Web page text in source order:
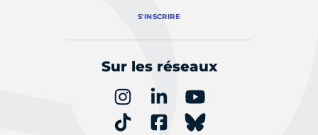
S'INSCRIRE
Sur les réseaux